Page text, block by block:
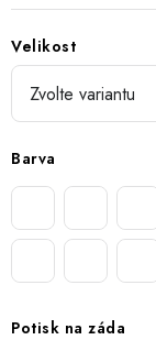
Velikost
Barva
Potisk na záda